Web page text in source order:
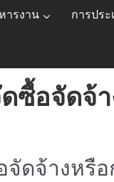
ารงาน การปร
ซื้อจัดจ้
จัดจ้างหรื